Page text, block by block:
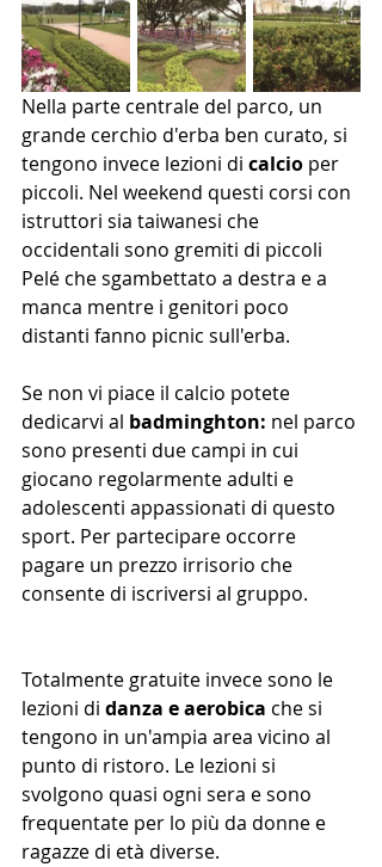
Nella parte centrale del parco, un
grande cerchio d'erba ben curato, si
tengono invece lezioni di calcio per
piccoli. Nel weekend questi corsi con
istruttori sia taiwanesi che
occidentali sono gremiti di piccoli
Pelé che sgambettato a destra e a
manca mentre i genitori poco
distanti fanno picnic sull'erba.
Se non vi piace il calcio potete
dedicarvi al badminghton: nel parco
sono presenti due campi in cui
giocano regolarmente adulti e
adolescenti appassionati di questo
sport. Per partecipare occorre
pagare un prezzo irrisorio che
consente di iscriversi al gruppo.
Totalmente gratuite invece sono le
lezioni di danza e aerobica che si
tengono in un'ampia area vicino al
punto di ristoro. Le lezioni si
svolgono quasi ogni sera e sono
frequentate per lo più da donne e
ragazze di età diverse.